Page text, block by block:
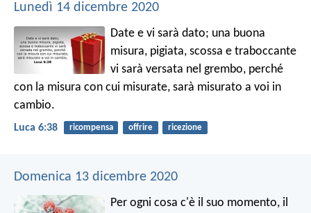
Lunedì 14 dicembre 2020
Date e vi sarà dato; una buona
misura, pigiata, scossa e traboccante
vi sarà versata nel grembo, perché
con la misura con cui misurate, sarà misurato a voi in
cambio.
Luca 6:38 ricompensa offrire ricezione
Domenica 13 dicembre 2020
Per ogni cosa c'è il suo momento, il